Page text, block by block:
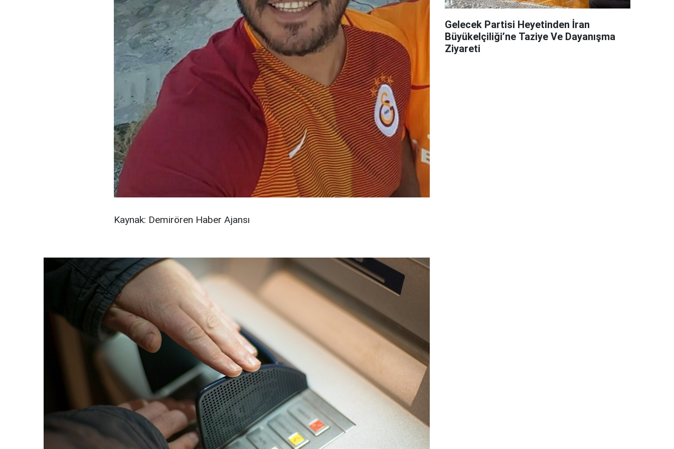
Kaynak: Demirören Haber Ajansı
Gelecek Partisi Heyetinden İran
Büyükelçiliği’ne Taziye Ve Dayanışma
Ziyareti